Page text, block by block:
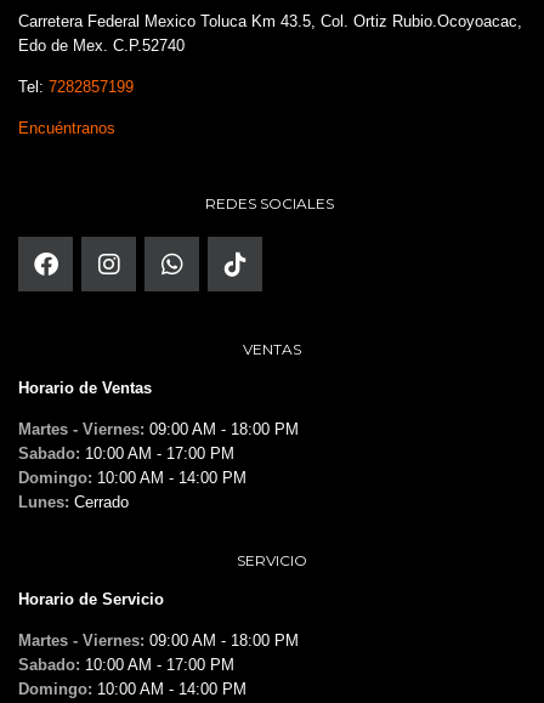
Carretera Federal Mexico Toluca Km 43.5, Col. Ortiz Rubio.Ocoyoacac,
Edo de Mex. C.P.52740
Tel: 7282857199
Encuéntranos
REDES SOCIALES
VENTAS
Horario de Ventas
Martes - Viernes: 09:00 AM - 18:00 PM
Sabado: 10:00 AM - 17:00 PM
Domingo: 10:00 AM - 14:00 PM
Lunes: Cerrado
SERVICIO
Horario de Servicio
Martes - Viernes: 09:00 AM - 18:00 PM
Sabado: 10:00 AM - 17:00 PM
Domingo: 10:00 AM - 14:00 PM